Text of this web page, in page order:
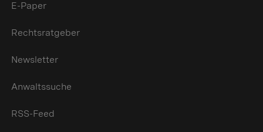
E-Paper
Rechtsratgeber
Newsletter
Anwaltssuche
RSS-Feed